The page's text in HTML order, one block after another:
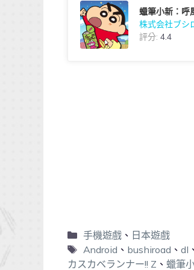
蠟筆小新：呼
株式会社ブシ
評分: 4.4
手機遊戲、 日本遊戲
Android 、 bushiroad 、 dl
カスカベランナー!! Z 、 蠟筆